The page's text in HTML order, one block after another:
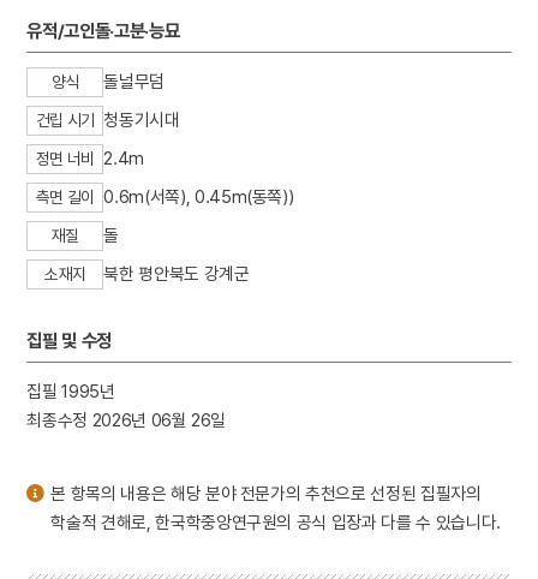
7 교린수지
8 국가보위비상대책위원회
9 금강경
10 김개남
유적/고인돌·고분·능묘
양식 돌널무덤
건립 시기 청동기시대
정면 너비 2.4m
측면 길이 0.6m(서쪽), 0.45m(동쪽))
재질 돌
소재지 북한 평안북도 강계군
집필 및 수정
집필 1995년
최종수정 2026년 06월 26일
본 항목의 내용은 해당 분야 전문가의 추천으로 선정된 집필자의
학술적 견해로, 한국학중앙연구원의 공식 입장과 다를 수 있습니다.